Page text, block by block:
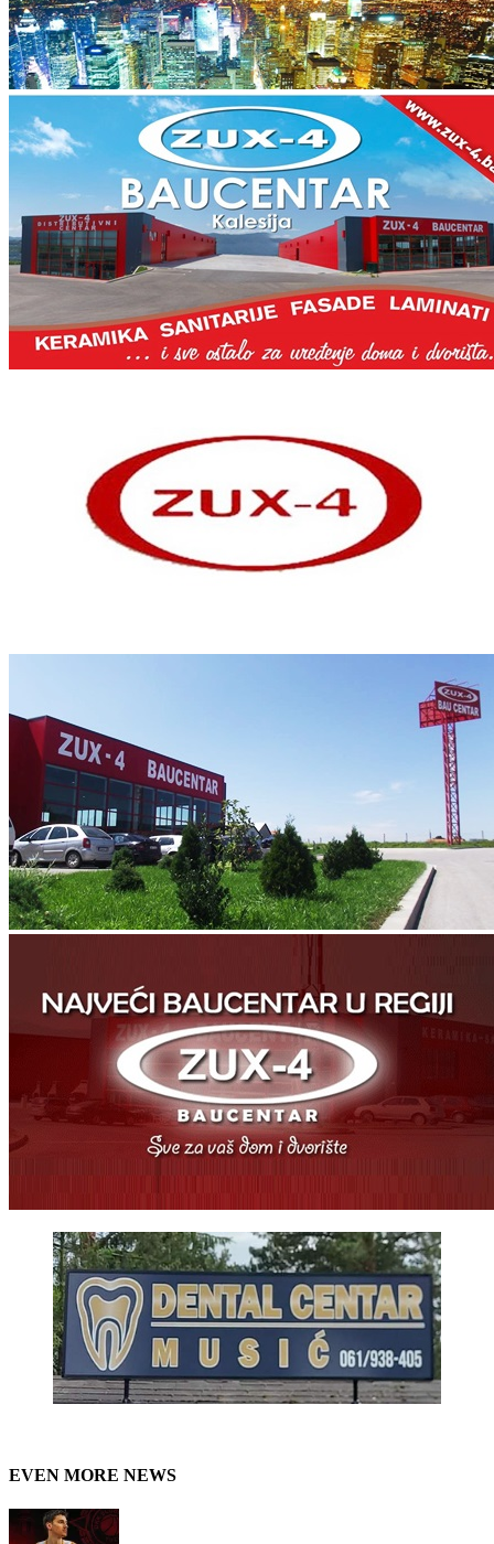
EVEN MORE NEWS